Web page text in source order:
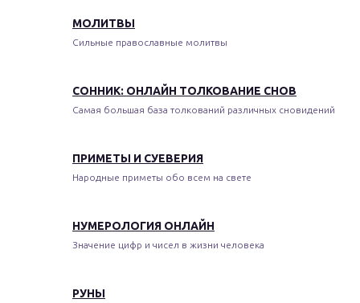
МОЛИТВЫ
Сильные православные молитвы
СОННИК: ОНЛАЙН ТОЛКОВАНИЕ СНОВ
Самая большая база толкований различных сновидений
ПРИМЕТЫ И СУЕВЕРИЯ
Народные приметы обо всем на свете
НУМЕРОЛОГИЯ ОНЛАЙН
Значение цифр и чисел в жизни человека
РУНЫ